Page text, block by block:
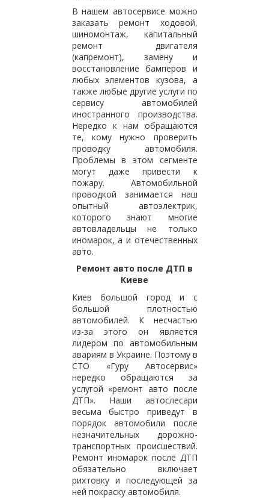
В нашем автосервисе можно
заказать ремонт ходовой,
шиномонтаж, капитальный
ремонт двигателя
(капремонт), замену и
восстановление бамперов и
любых элементов кузова, а
также любые другие услуги по
сервису автомобилей
иностранного производства.
Нередко к нам обращаются
те, кому нужно проверить
проводку автомобиля.
Проблемы в этом сегменте
могут даже привести к
пожару. Автомобильной
проводкой занимается наш
опытный автоэлектрик,
которого знают многие
автовладельцы не только
иномарок, а и отечественных
авто.
Ремонт авто после ДТП в
Киеве
Киев большой город и с
большой плотностью
автомобилей. К несчастью
из-за этого он является
лидером по автомобильным
авариям в Украине. Поэтому в
СТО «Гуру Автосервис»
нередко обращаются за
услугой «ремонт авто после
ДТП». Наши автослесари
весьма быстро приведут в
порядок автомобили после
незначительных дорожно-
транспортных происшествий.
Ремонт иномарок после ДТП
обязательно включает
рихтовку и последующей за
ней покраску автомобиля.